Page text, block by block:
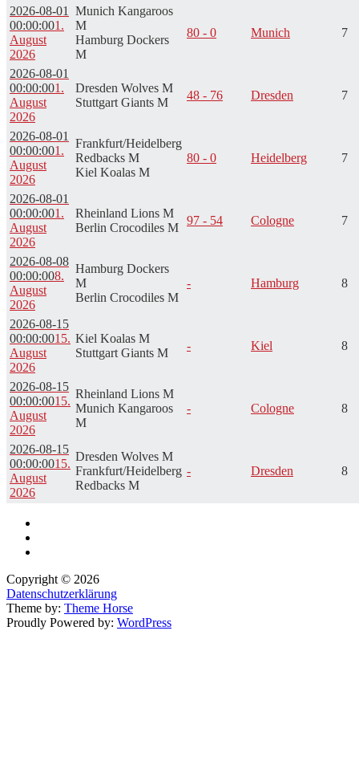
2026-08-01
00:00:001.
August
2026
Munich Kangaroos
M
Hamburg Dockers
M
80 - 0 Munich 7
2026-08-01
00:00:001.
August
2026
Dresden Wolves M
Stuttgart Giants M
48 - 76 Dresden 7
2026-08-01
00:00:001.
August
2026
Frankfurt/Heidelberg
Redbacks M
Kiel Koalas M
80 - 0 Heidelberg 7
2026-08-01
00:00:001.
August
2026
Rheinland Lions M
Berlin Crocodiles M
97 - 54 Cologne 7
2026-08-08
00:00:008.
August
2026
Hamburg Dockers
M
Berlin Crocodiles M
- Hamburg 8
2026-08-15
00:00:0015.
August
2026
Kiel Koalas M
Stuttgart Giants M
- Kiel 8
2026-08-15
00:00:0015.
August
2026
Rheinland Lions M
Munich Kangaroos
M
- Cologne 8
2026-08-15
00:00:0015.
August
2026
Dresden Wolves M
Frankfurt/Heidelberg
Redbacks M
- Dresden 8
Copyright © 2026
Datenschutzerklärung
Theme by: Theme Horse
Proudly Powered by: WordPress